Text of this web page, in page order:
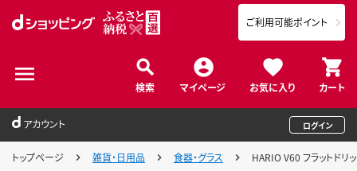
検索 マイページ お気に入り カート
ご利用可能ポイント
アカウント ログイン
トップページ 雑貨・日用品 食器・グラス HARIO V60 フラットド